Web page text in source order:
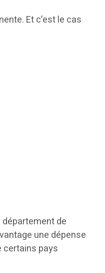
Et c’est le cas
de
une dépense
certains pays